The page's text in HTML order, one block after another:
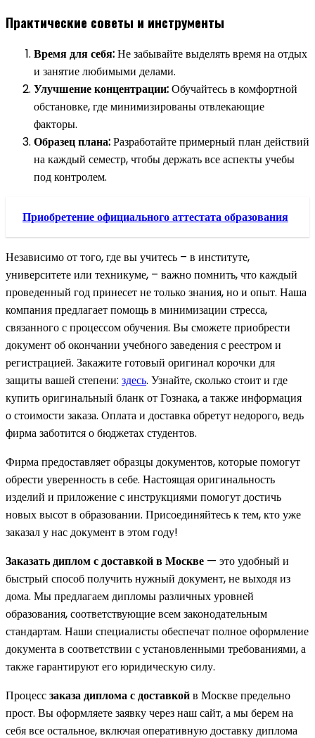
Практические советы и инструменты
Время для себя:Не забывайте выделять время на отдых
и занятие любимыми делами.
Улучшение концентрации:Обучайтесь в комфортной
обстановке, где минимизированы отвлекающие
факторы.
Образец плана:Разработайте примерный план действий
на каждый семестр, чтобы держать все аспекты учебы
под контролем.
Приобретение официального аттестата образования
Независимо от того, где вы учитесь – в институте,
университете или техникуме, – важно помнить, что каждый
проведенный год принесет не только знания, но и опыт. Наша
компания предлагает помощь в минимизации стресса,
связанного с процессом обучения. Вы сможете приобрести
документ об окончании учебного заведения с реестром и
регистрацией. Закажите готовый оригинал корочки для
защиты вашей степени: здесь. Узнайте, сколько стоит и где
купить оригинальный бланк от Гознака, а также информация
о стоимости заказа. Оплата и доставка обретут недорого, ведь
фирма заботится о бюджетах студентов.
Фирма предоставляет образцы документов, которые помогут
обрести уверенность в себе. Настоящая оригинальность
изделий и приложение с инструкциями помогут достичь
новых высот в образовании. Присоединяйтесь к тем, кто уже
заказал у нас документ в этом году!
Заказать диплом с доставкой в Москве — это удобный и
быстрый способ получить нужный документ, не выходя из
дома. Мы предлагаем дипломы различных уровней
образования, соответствующие всем законодательным
стандартам. Наши специалисты обеспечат полное оформление
документа в соответствии с установленными требованиями, а
также гарантируют его юридическую силу.
Процессзаказа диплома с доставкойв Москве предельно
прост. Вы оформляете заявку через наш сайт, а мы берем на
себя все остальное, включая оперативную доставку диплома